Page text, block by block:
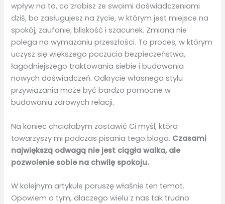
wpływ na to, co zrobisz ze swoimi doświadczeniami
dziś, bo zasługujesz na życie, w którym jest miejsce na
spokój, zaufanie, bliskość i szacunek. Zmiana nie
polega na wymazaniu przeszłości. To proces, w którym
uczysz się większego poczucia bezpieczeństwa,
łagodniejszego traktowania siebie i budowania
nowych doświadczeń. Odkrycie własnego stylu
przywiązania może być bardzo pomocne w
budowaniu zdrowych relacji.
Na koniec chciałabym zostawić Ci myśl, która
towarzyszy mi podczas pisania tego bloga. Czasami
największą odwagą nie jest ciągła walka, ale
pozwolenie sobie na chwilę spokoju.
W kolejnym artykule poruszę właśnie ten temat.
Opowiem o tym, dlaczego wielu z nas tak trudno